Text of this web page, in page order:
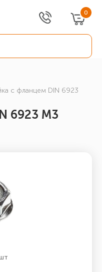
0
с фланцем DIN 6923
6923 М3